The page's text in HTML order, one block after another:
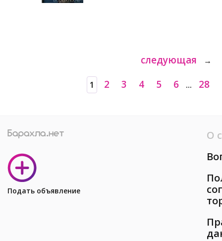
следующая →
1 2 3 4 5 6 ... 28
Подать объявление
О